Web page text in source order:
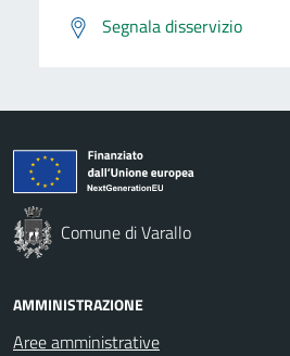
Segnala disservizio
Comune di Varallo
AMMINISTRAZIONE
Aree amministrative